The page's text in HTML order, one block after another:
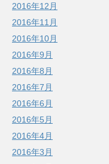
2016年12月
2016年11月
2016年10月
2016年9月
2016年8月
2016年7月
2016年6月
2016年5月
2016年4月
2016年3月